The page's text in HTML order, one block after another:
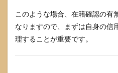
このような場合、在籍確認の有
なりますので、まずは自身の信
理することが重要です。